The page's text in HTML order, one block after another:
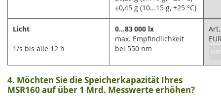
±0,45 g (10...15 g, +25 °C)
Licht
1/s bis alle 12 h
0...83 000 lx
max. Empfindlichkeit
bei 550 nm
4. Möchten Sie die Speicherkapazität Ihres
MSR160 auf über 1 Mrd. Messwerte erhöhen?